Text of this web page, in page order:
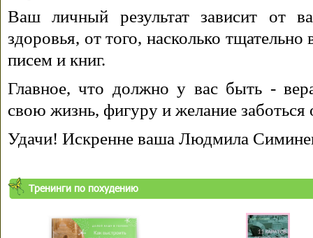
Ваш личный результат зависит от
здоровья, от того, насколько
писем и книг.
Главное, что должно у вас быть -
свою жизнь, фигуру и желание заботься
Удачи! Искренне ваша Людмила
Тренинги по похудению